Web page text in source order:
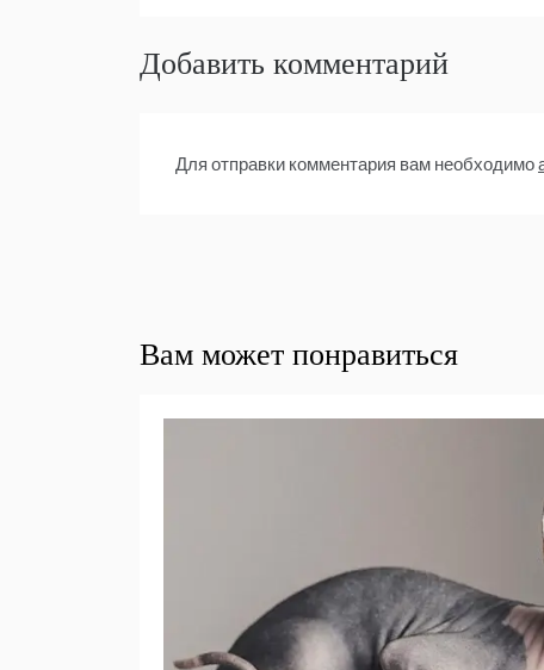
Добавить комментарий
Для отправки комментария вам необходимо
Вам может понравиться